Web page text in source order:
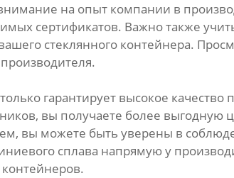
на опыт компании в
сертификатов. Важно также
стеклянного контейнера.
гарантирует высокое
вы получаете более выгодную
вы можете быть уверены в
сплава напрямую у